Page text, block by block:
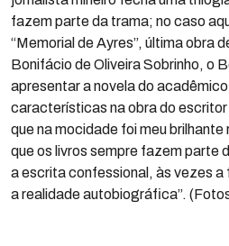
fazem parte da trama; no caso
“Memorial de Ayres”, última obra
Bonifácio de Oliveira Sobrinho, o
apresentar a novela do
características na obra do
que na mocidade foi meu
que os livros sempre fazem parte
a escrita confessional, às vezes
a realidade autobiográfica”.